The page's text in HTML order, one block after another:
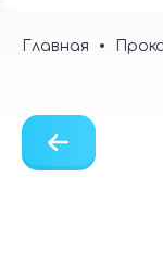
Главная